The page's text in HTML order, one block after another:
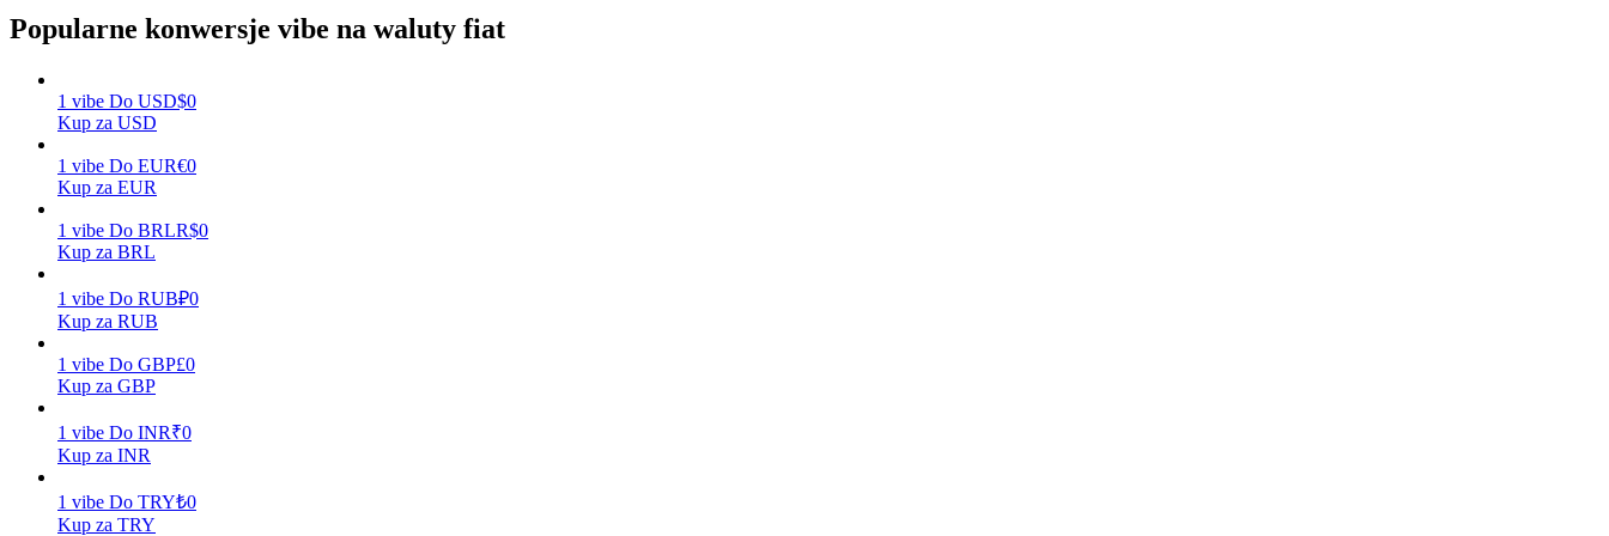
Przewodnik dla początkujących dotyczący kontraktów futures
Dowiedz się, jak zachować rentowność
Zarabiać
Popularne konwersje vibe na waluty fiat
1 vibe Do USD$0
Kup za USD
1 vibe Do EUR€0
Kup za EUR
1 vibe Do BRLR$0
Kup za BRL
1 vibe Do RUB₽0
Kup za RUB
1 vibe Do GBP£0
Kup za GBP
1 vibe Do INR₹0
Kup za INR
1 vibe Do TRY₺0
Kup za TRY